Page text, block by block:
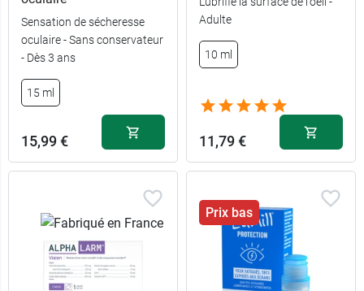
Sensation de sécheresse
oculaire - Sans conservateur
- Dès 3 ans
15 ml
15,99 €
Adulte
10 ml
11,79 €
Prix bas